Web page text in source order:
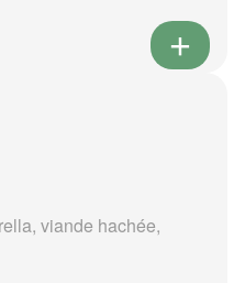
viande hachée,